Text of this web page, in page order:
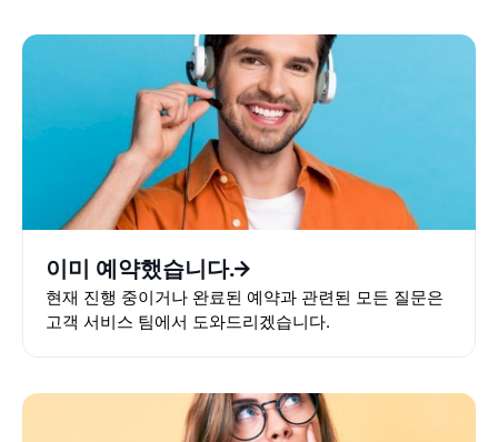
이미 예약했습니다.
현재 진행 중이거나 완료된 예약과 관련된 모든 질문은
고객 서비스 팀에서 도와드리겠습니다.